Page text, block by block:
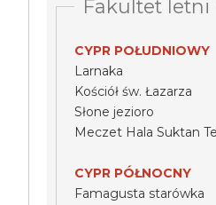
Fakultet letni
CYPR POŁUDNIOWY
Larnaka
Kościół św. Łazarza
Słone jezioro
Meczet Hala Suktan
CYPR PÓŁNOCNY
Famagusta starówka